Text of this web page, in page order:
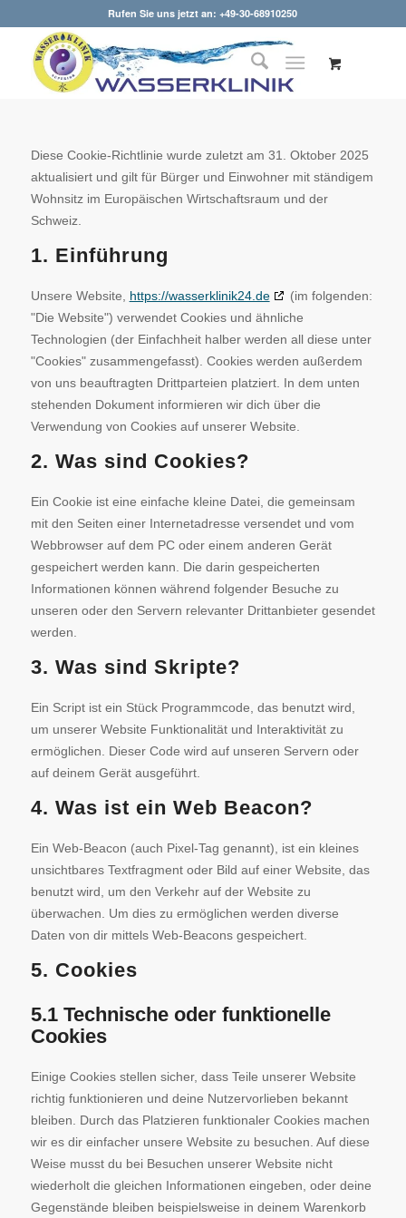
Rufen Sie uns jetzt an: +49-30-68910250
Diese Cookie-Richtlinie wurde zuletzt am 31. Oktober 2025
aktualisiert und gilt für Bürger und Einwohner mit ständigem
Wohnsitz im Europäischen Wirtschaftsraum und der
Schweiz.
1. Einführung
Unsere Website, https://wasserklinik24.de
(im folgenden:
"Die Website") verwendet Cookies und ähnliche
Technologien (der Einfachheit halber werden all diese unter
"Cookies" zusammengefasst). Cookies werden außerdem
von uns beauftragten Drittparteien platziert. In dem unten
stehenden Dokument informieren wir dich über die
Verwendung von Cookies auf unserer Website.
2. Was sind Cookies?
Ein Cookie ist eine einfache kleine Datei, die gemeinsam
mit den Seiten einer Internetadresse versendet und vom
Webbrowser auf dem PC oder einem anderen Gerät
gespeichert werden kann. Die darin gespeicherten
Informationen können während folgender Besuche zu
unseren oder den Servern relevanter Drittanbieter gesendet
werden.
3. Was sind Skripte?
Ein Script ist ein Stück Programmcode, das benutzt wird,
um unserer Website Funktionalität und Interaktivität zu
ermöglichen. Dieser Code wird auf unseren Servern oder
auf deinem Gerät ausgeführt.
4. Was ist ein Web Beacon?
Ein Web-Beacon (auch Pixel-Tag genannt), ist ein kleines
unsichtbares Textfragment oder Bild auf einer Website, das
benutzt wird, um den Verkehr auf der Website zu
überwachen. Um dies zu ermöglichen werden diverse
Daten von dir mittels Web-Beacons gespeichert.
5. Cookies
5.1 Technische oder funktionelle
Cookies
Einige Cookies stellen sicher, dass Teile unserer Website
richtig funktionieren und deine Nutzervorlieben bekannt
bleiben. Durch das Platzieren funktionaler Cookies machen
wir es dir einfacher unsere Website zu besuchen. Auf diese
Weise musst du bei Besuchen unserer Website nicht
wiederholt die gleichen Informationen eingeben, oder deine
Gegenstände bleiben beispielsweise in deinem Warenkorb